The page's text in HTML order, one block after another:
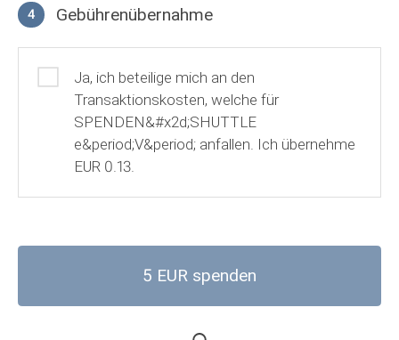
4 Gebührenübernahme
Ja, ich beteilige mich an den
Transaktionskosten, welche für
SPENDEN&#x2d;SHUTTLE
e&period;V&period; anfallen. Ich übernehme
EUR 0.13.
5 EUR spenden